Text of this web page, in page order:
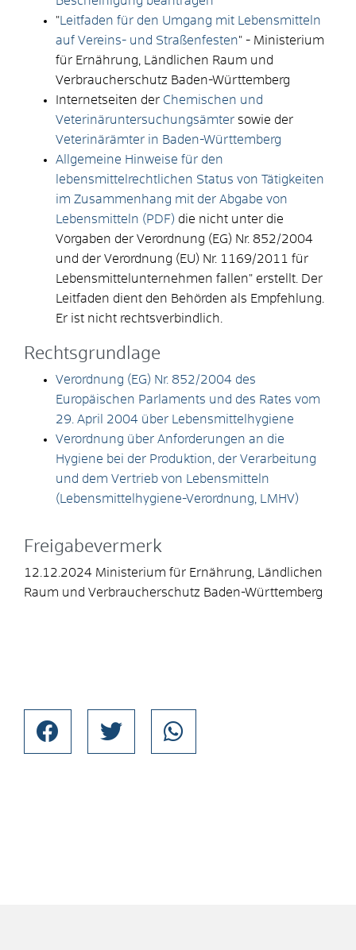
" Leitfaden für den Umgang mit Lebensmitteln
auf Vereins- und Straßenfesten" - Ministerium
für Ernährung, Ländlichen Raum und
Verbraucherschutz Baden-Württemberg
Internetseiten der Chemischen und
Veterinäruntersuchungsämter sowie der
Veterinärämter in Baden-Württemberg
Allgemeine Hinweise für den
lebensmittelrechtlichen Status von Tätigkeiten
im Zusammenhang mit der Abgabe von
Lebensmitteln (PDF) die nicht unter die
Vorgaben der Verordnung (EG) Nr. 852/2004
und der Verordnung (EU) Nr. 1169/2011 für
Lebensmittelunternehmen fallen" erstellt. Der
Leitfaden dient den Behörden als Empfehlung.
Er ist nicht rechtsverbindlich.
Rechtsgrundlage
Verordnung (EG) Nr. 852/2004 des
Europäischen Parlaments und des Rates vom
29. April 2004 über Lebensmittelhygiene
Verordnung über Anforderungen an die
Hygiene bei der Produktion, der Verarbeitung
und dem Vertrieb von Lebensmitteln
(Lebensmittelhygiene-Verordnung, LMHV)
Freigabevermerk
12.12.2024 Ministerium für Ernährung, Ländlichen
Raum und Verbraucherschutz Baden-Württemberg